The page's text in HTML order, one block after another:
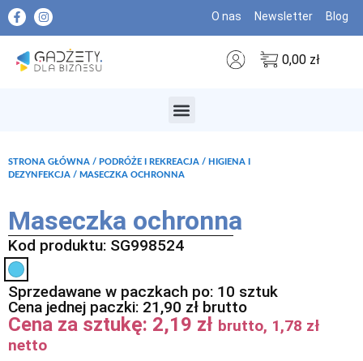
O nas Newsletter Blog
0,00 zł
STRONA GŁÓWNA / PODRÓŻE I REKREACJA / HIGIENA I
DEZYNFEKCJA / MASECZKA OCHRONNA
Maseczka ochronna
Kod produktu: SG998524
Sprzedawane w paczkach po: 10 sztuk
Cena jednej paczki: 21,90 zł brutto
Cena za sztukę: 2,19 zł brutto, 1,78 zł
netto